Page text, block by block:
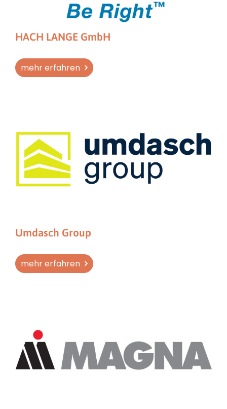
HACH LANGE GmbH
mehr erfahren
Umdasch Group
mehr erfahren